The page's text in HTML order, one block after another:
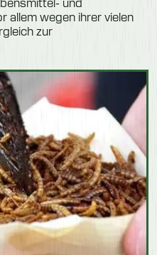
allem wegen ihrer vielen
zur